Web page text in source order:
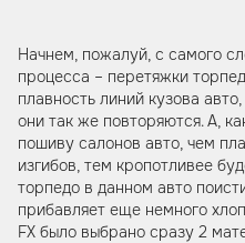
Начнем, пожалуй, с самого
процесса – перетяжки
плавность линий кузова
они так же повторяются. А,
пошиву салонов авто, чем
изгибов, тем кропотливее
торпедо в данном авто
прибавляет еще немного
FX было выбрано сразу 2